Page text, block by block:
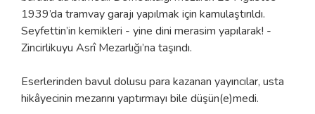
1939’da tramvay garajı yapılmak için kamulaştırıldı.
Seyfettin’in kemikleri - yine dini merasim yapılarak! -
Zincirlikuyu Asrî Mezarlığı’na taşındı.
Eserlerinden bavul dolusu para kazanan yayıncılar, usta
hikâyecinin mezarını yaptırmayı bile düşün(e)medi.